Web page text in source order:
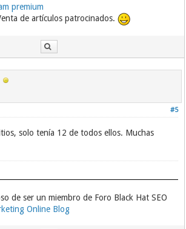
klepetalnica
forum
lapack-forum
foropfp
literature.com/forums
forum
CBB
premium
de artículos patrocinados.
#5
solo tenía 12 de todos ellos. Muchas
de ser un miembro de Foro Black Hat SEO
Online Blog